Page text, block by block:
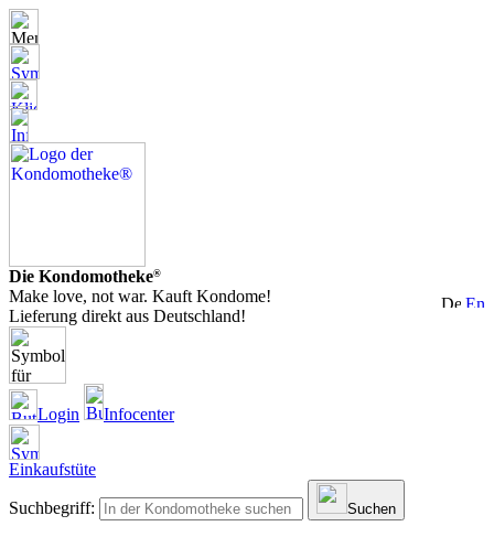
Die Kondomotheke®
Make love, not war. Kauft Kondome!
Lieferung direkt aus Deutschland!
Login Infocenter
Einkaufstüte
Suchbegriff: Suchen